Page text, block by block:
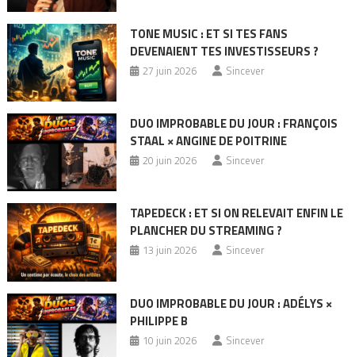
TONE MUSIC : ET SI TES FANS
DEVENAIENT TES INVESTISSEURS ?
27 juin 2026 Sincever
DUO IMPROBABLE DU JOUR : FRANÇOIS
STAAL × ANGINE DE POITRINE
20 juin 2026 Sincever
TAPEDECK : ET SI ON RELEVAIT ENFIN LE
PLANCHER DU STREAMING ?
13 juin 2026 Sincever
DUO IMPROBABLE DU JOUR : ADÉLYS ×
PHILIPPE B
10 juin 2026 Sincever